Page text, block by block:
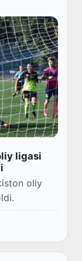
ligasi
oliy